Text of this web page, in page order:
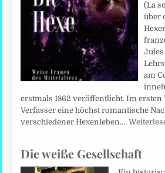
(La
über
Jules
am
erstmals 1862 veröffentlicht. Im ersten
Verfasser eine höchst romantische
verschiedener Hexenleben.…
Die weiße Gesellschaft